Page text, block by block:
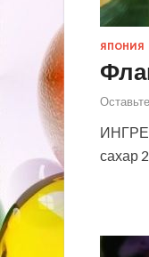
ЯПОНИЯ
сахар